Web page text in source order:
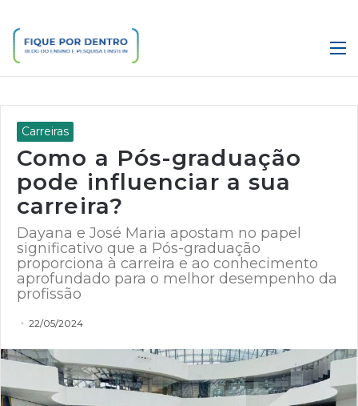
Carreiras
Como a Pós-graduação
pode influenciar a sua
carreira?
Dayana e José Maria apostam no papel
significativo que a Pós-graduação
proporciona à carreira e ao conhecimento
aprofundado para o melhor desempenho da
profissão
22/05/2024